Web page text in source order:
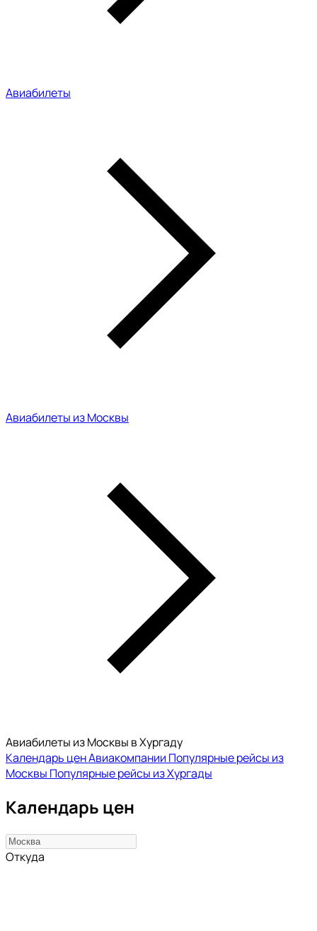
Авиабилеты
Авиабилеты из Москвы
Авиабилеты из Москвы в Хургаду
Календарь ценАвиакомпании Популярные рейсы из
Москвы Популярные рейсы из Хургады
Календарь цен
Откуда